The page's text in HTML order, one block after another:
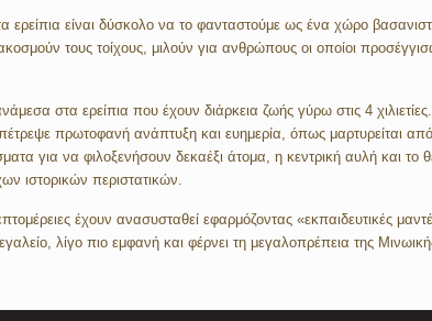
είναι δύσκολο να το φανταστούμε ως ένα χώρο
τους τοίχους, μιλούν για ανθρώπους οι οποίοι
στα ερείπια που έχουν διάρκεια ζωής γύρω στις 4
πρωτοφανή ανάπτυξη και ευημερία, όπως μαρτυρείται
για να φιλοξενήσουν δεκαέξι άτομα, η κεντρική αυλή και το
ιστορικών περιστατικών.
έχουν ανασυσταθεί εφαρμόζοντας «εκπαιδευτικές
λίγο πιο εμφανή και φέρνει τη μεγαλοπρέπεια της